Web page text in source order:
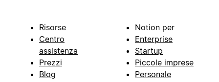
Risorse
Centro
assistenza
Prezzi
Blog
Notion per
Enterprise
Startup
Piccole imprese
Personale